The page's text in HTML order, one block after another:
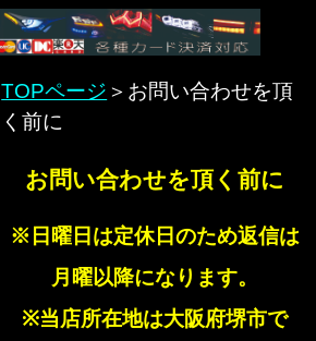
TOPページ ＞お問い合わせを頂
く前に
お問い合わせを頂く前に
※日曜日は定休日のため返信は
月曜以降になります。
※当店所在地は大阪府堺市で